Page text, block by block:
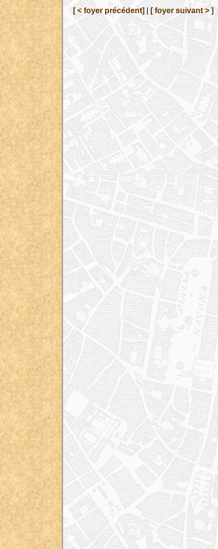
[ < foyer précédent] [ foyer suivant > ]